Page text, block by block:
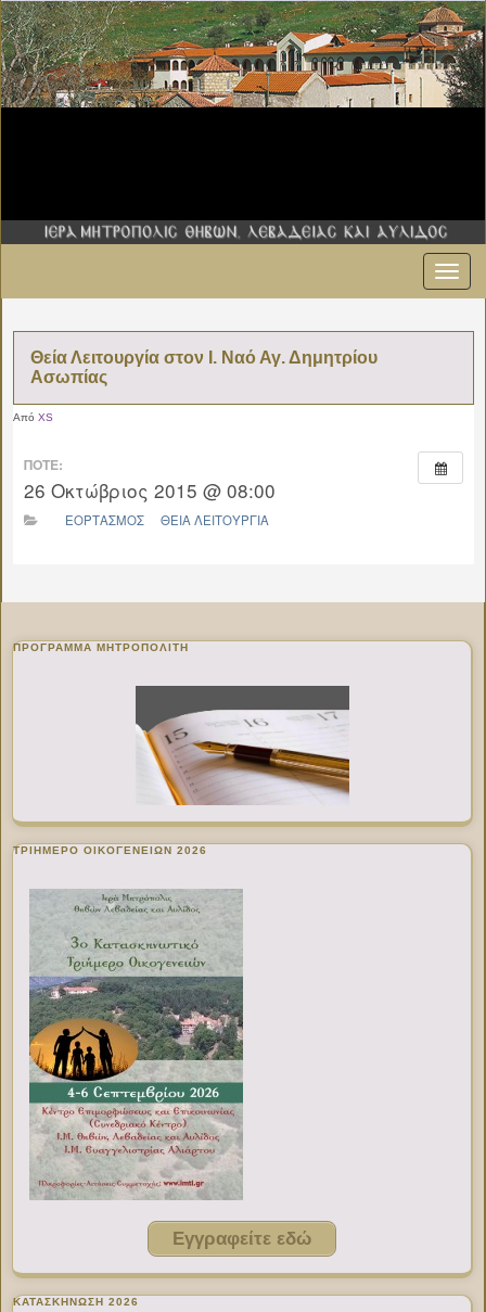
Θεία Λειτουργία στον Ι. Ναό Αγ. Δημητρίου
Ασωπίας
Από XS
ΠΌΤΕ:
26 Οκτώβριος 2015 @ 08:00
ΕΟΡΤΑΣΜΟΣ ΘΕΙΑ ΛΕΙΤΟΥΡΓΙΑ
ΠΡΌΓΡΑΜΜΑ ΜΗΤΡΟΠΟΛΊΤΗ
ΤΡΙΗΜΕΡΟ ΟΙΚΟΓΕΝΕΙΩΝ 2026
Εγγραφείτε εδώ
ΚΑΤΑΣΚΗΝΩΣΗ 2026